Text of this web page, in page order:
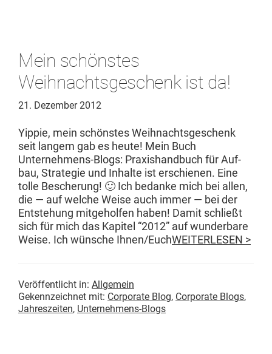
Mein schönstes
Weihnachtsgeschenk ist da!
21. Dezember 2012
Yip­pie, mein schön­stes Wei­h­nachts­geschenk
seit langem gab es heute! Mein Buch
Unternehmens-Blogs: Prax­is­hand­buch für Auf­
bau, Strate­gie und Inhalte ist erschienen. Eine
tolle Bescherung! 🙂 Ich bedanke mich bei allen,
die — auf welche Weise auch immer — bei der
Entste­hung mit­ge­holfen haben! Damit schließt
sich für mich das Kapi­tel “2012” auf wun­der­bare
Weise. Ich wün­sche Ihnen/EuchWEITERLESEN >
Veröffentlicht in: Allgemein
Gekennzeichnet mit: Corporate Blog, Corporate Blogs,
Jahreszeiten, Unternehmens-Blogs